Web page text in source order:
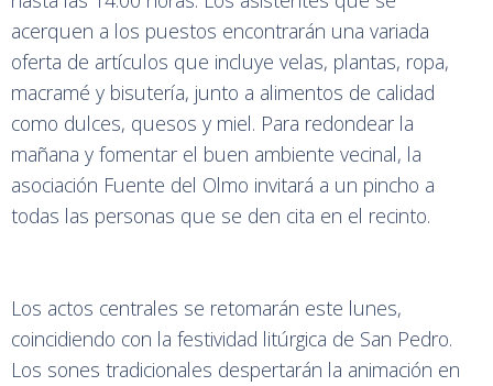
acerquen a los puestos encontrarán una variada
oferta de artículos que incluye velas, plantas, ropa,
macramé y bisutería, junto a alimentos de calidad
como dulces, quesos y miel. Para redondear la
mañana y fomentar el buen ambiente vecinal, la
asociación Fuente del Olmo invitará a un pincho a
todas las personas que se den cita en el recinto.
Los actos centrales se retomarán este lunes,
coincidiendo con la festividad litúrgica de San Pedro.
Los sones tradicionales despertarán la animación en